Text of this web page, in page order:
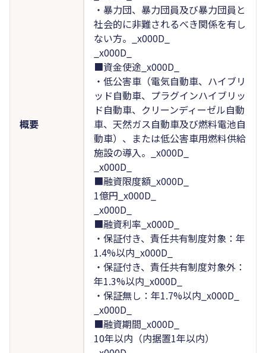
概要
・暴力団、暴力団員及び暴力団員と
社会的に非難されるべき関係を有し
ない方。_x000D_
_x000D_
■資金使途_x000D_
・低公害車（電気自動車、ハイブリ
ッド自動車、プラグインハイブリッ
ド自動車、クリーンディーゼル自動
車、天然ガス自動車及び燃料電池自
動車）、または低公害車用燃料供給
施設の導入。_x000D_
_x000D_
■融資限度額_x000D_
1億円_x000D_
_x000D_
■融資利率_x000D_
・保証付き、責任共有制度対象：年
1.4%以内_x000D_
・保証付き、責任共有制度対象外：
年1.3%以内_x000D_
・保証無し：年1.7%以内_x000D_
_x000D_
■融資期間_x000D_
10年以内（内据置1年以内）